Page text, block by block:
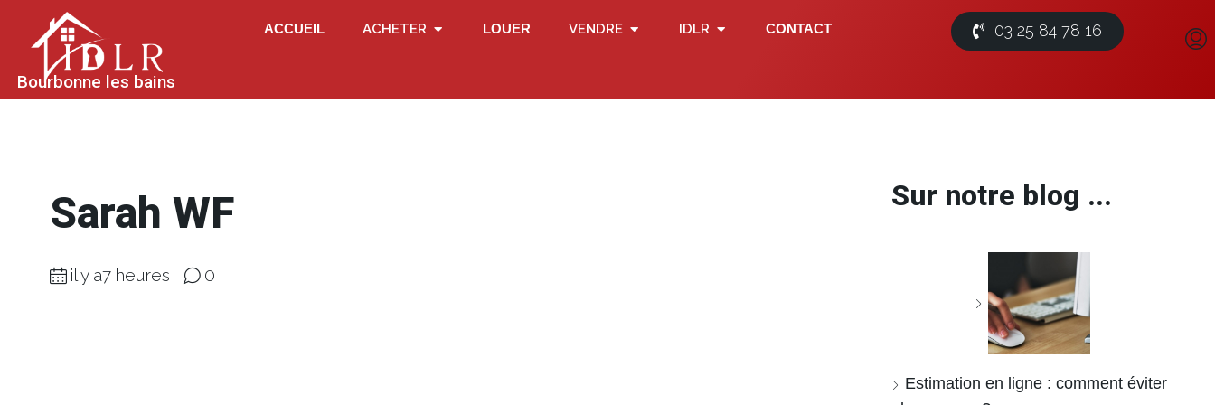
Bourbonne les bains
ACCUEIL ACHETER LOUER VENDRE IDLR CONTACT 03 25 84 78 16
Sarah WF
il y a7 heures 0
Sur notre blog ...
Estimation en ligne : comment éviter